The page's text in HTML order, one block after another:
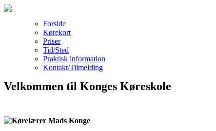
Forside
Kørekort
Priser
Tid/Sted
Praktisk information
Kontakt/Tilmelding
Velkommen til Konges Køreskole